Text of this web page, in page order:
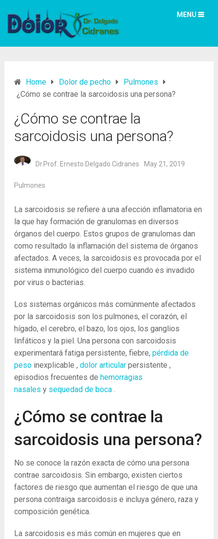
MENU
Home Dolor de pecho
Pulmones
¿Cómo se contrae la sarcoidosis una persona?
¿Cómo se contrae la
sarcoidosis una persona?
Dr.Prof. Ernesto Delgado Cidranes May 21, 2019
Pulmones
La sarcoidosis se refiere a una afección inflamatoria en
la que hay formación de granulomas en diversos
órganos del cuerpo. Estos grupos de granulomas dan
como resultado la inflamación del sistema de órganos
afectados. A veces, la sarcoidosis es provocada por el
sistema inmunológico del cuerpo cuando es invadido
por virus o bacterias.
Los sistemas orgánicos más comúnmente afectados
por la sarcoidosis son los pulmones, el corazón, el
hígado, el cerebro, el bazo, los ojos, los ganglios
linfáticos y la piel. Una persona con sarcoidosis
experimentará fatiga persistente, fiebre, pérdida de
pesoinexplicable , dolor articularpersistente ,
episodios frecuentes de hemorragias
nasales y sequedad de boca.
¿Cómo se contrae la
sarcoidosis una persona?
No se conoce la razón exacta de cómo una persona
contrae sarcoidosis. Sin embargo, existen ciertos
factores de riesgo que aumentan el riesgo de que una
persona contraiga sarcoidosis e incluya género, raza y
composición genética.
La sarcoidosis es más común en mujeres que en